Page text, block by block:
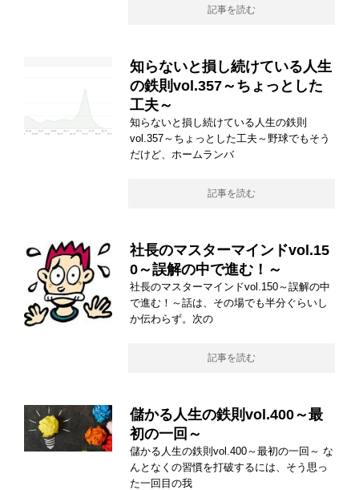
記事を読む
知らないと損し続けている人生
の鉄則vol.357～ちょっとした
工夫～
知らないと損し続けている人生の鉄則
vol.357～ちょっとした工夫～野球でもそう
だけど、ホームランバ
記事を読む
社長のマスターマインドvol.15
0～誤解の中で進む！～
社長のマスターマインドvol.150～誤解の中
で進む！～話は、その場でも半分ぐらいし
か伝わらず。次の
記事を読む
儲かる人生の鉄則vol.400～最
初の一回～
儲かる人生の鉄則vol.400～最初の一回～ な
んとなくの習慣を打破するには、そう思っ
た一回目の我